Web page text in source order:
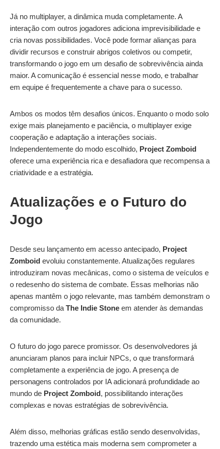
Já no multiplayer, a dinâmica muda completamente. A
interação com outros jogadores adiciona imprevisibilidade e
cria novas possibilidades. Você pode formar alianças para
dividir recursos e construir abrigos coletivos ou competir,
transformando o jogo em um desafio de sobrevivência ainda
maior. A comunicação é essencial nesse modo, e trabalhar
em equipe é frequentemente a chave para o sucesso.
Ambos os modos têm desafios únicos. Enquanto o modo solo
exige mais planejamento e paciência, o multiplayer exige
cooperação e adaptação a interações sociais.
Independentemente do modo escolhido, Project Zomboid
oferece uma experiência rica e desafiadora que recompensa a
criatividade e a estratégia.
Atualizações e o Futuro do
Jogo
Desde seu lançamento em acesso antecipado, Project
Zomboid evoluiu constantemente. Atualizações regulares
introduziram novas mecânicas, como o sistema de veículos e
o redesenho do sistema de combate. Essas melhorias não
apenas mantêm o jogo relevante, mas também demonstram o
compromisso da The Indie Stone em atender às demandas
da comunidade.
O futuro do jogo parece promissor. Os desenvolvedores já
anunciaram planos para incluir NPCs, o que transformará
completamente a experiência de jogo. A presença de
personagens controlados por IA adicionará profundidade ao
mundo de Project Zomboid, possibilitando interações
complexas e novas estratégias de sobrevivência.
Além disso, melhorias gráficas estão sendo desenvolvidas,
trazendo uma estética mais moderna sem comprometer a